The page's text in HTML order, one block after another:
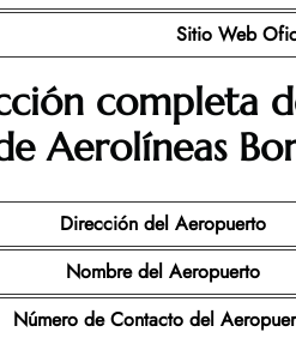
Sitio Web
completa
Aerolíneas
Dirección del Aeropuerto
Nombre del Aeropuerto
Número de Contacto del